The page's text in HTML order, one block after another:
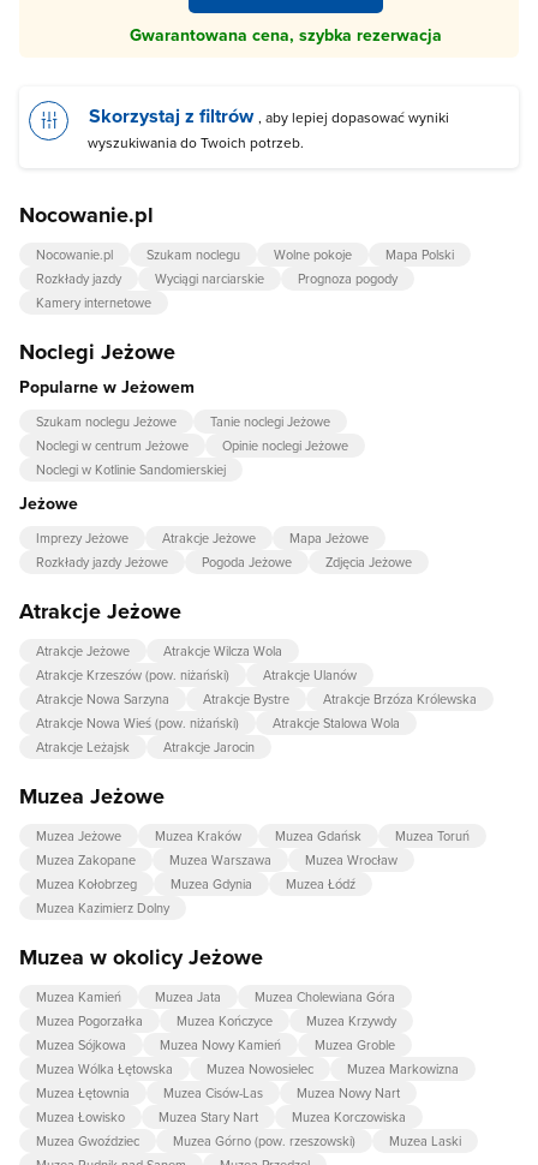
Gwarantowana cena, szybka rezerwacja
Skorzystaj z filtrów , aby lepiej dopasować wyniki
wyszukiwania do Twoich potrzeb.
Nocowanie.pl
Nocowanie.pl Szukam noclegu Wolne pokoje
Mapa Polski
Rozkłady jazdy
Wyciągi narciarskie
Prognoza pogody
Kamery internetowe
Noclegi Jeżowe
Popularne w Jeżowem
Szukam noclegu Jeżowe
Tanie noclegi Jeżowe
Noclegi w centrum Jeżowe
Opinie noclegi Jeżowe
Noclegi w Kotlinie Sandomierskiej
Jeżowe
Imprezy Jeżowe Atrakcje Jeżowe
Mapa Jeżowe
Rozkłady jazdy Jeżowe
Pogoda Jeżowe Zdjęcia Jeżowe
Atrakcje Jeżowe
Atrakcje Jeżowe
Atrakcje Wilcza Wola
Atrakcje Krzeszów (pow. niżański)
Atrakcje Ulanów
Atrakcje Nowa Sarzyna
Atrakcje Bystre
Atrakcje Brzóza Królewska
Atrakcje Nowa Wieś (pow. niżański)
Atrakcje Stalowa Wola
Atrakcje Leżajsk
Atrakcje Jarocin
Muzea Jeżowe
Muzea Jeżowe Muzea Kraków Muzea Gdańsk
Muzea Toruń
Muzea Zakopane
Muzea Warszawa
Muzea Wrocław
Muzea Kołobrzeg
Muzea Gdynia
Muzea Łódź
Muzea Kazimierz Dolny
Muzea w okolicy Jeżowe
Muzea Kamień Muzea Jata
Muzea Cholewiana Góra
Muzea Pogorzałka
Muzea Kończyce
Muzea Krzywdy
Muzea Sójkowa
Muzea Nowy Kamień
Muzea Groble
Muzea Wólka Łętowska
Muzea Nowosielec
Muzea Markowizna
Muzea Łętownia
Muzea Cisów-Las
Muzea Nowy Nart
Muzea Łowisko
Muzea Stary Nart
Muzea Korczowiska
Muzea Gwoździec
Muzea Górno (pow. rzeszowski)
Muzea Laski